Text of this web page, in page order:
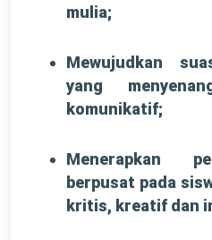
mulia;
Mewujudkan
yang
komunikatif;
Menerapkan
berpusat pada
kritis, kreatif dan